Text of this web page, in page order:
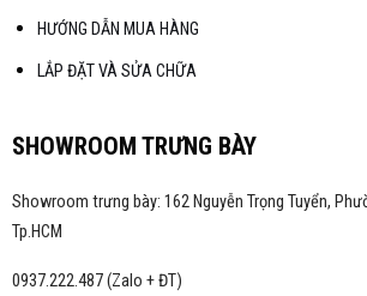
HƯỚNG DẪN MUA HÀNG
LẮP ĐẶT VÀ SỬA CHỮA
SHOWROOM TRƯNG BÀY
Showroom trưng bày: 162 Nguyễn Trọng Tuyển,
Tp.HCM
0937.222.487 (Zalo + ĐT)